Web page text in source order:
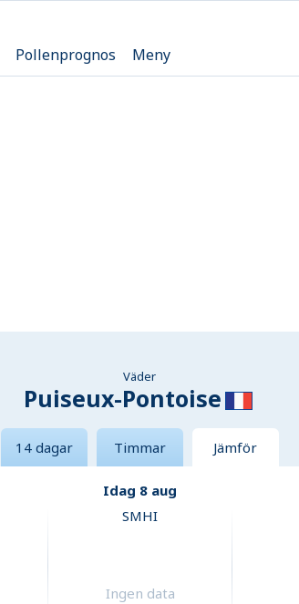
Pollenprognos Meny
Väder
Puiseux-Pontoise
14 dagar Timmar Jämför
Idag 8 aug
SMHI
Ingen data